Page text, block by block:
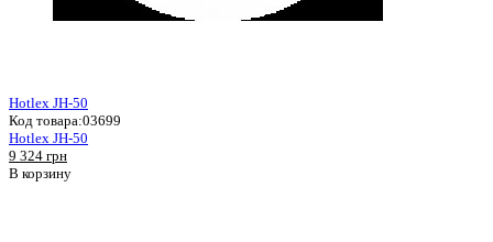
Hotlex JH-50
Код товара:03699
Hotlex JH-50
9 324 грн
В корзину